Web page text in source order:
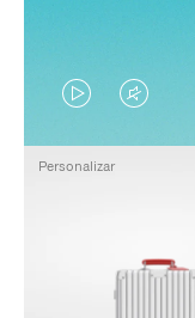
EL
VÍDEO
EL
Personalizar